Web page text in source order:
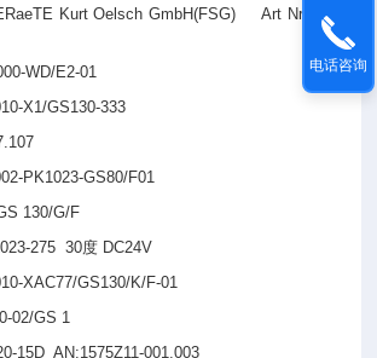
Kurt Oelsch GmbH(FSG) Art Nr ：17
WD/E2-01
X1/GS130-333
PK1023-GS80/F01
130/G/F
1023-275 30度 DC24V
XAC77/GS130/K/F-01
02/GS 1
15D AN:1575Z11-001.003
电话咨询